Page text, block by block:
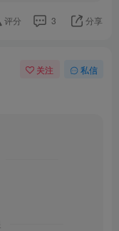
评分 3 分享
关注 私信